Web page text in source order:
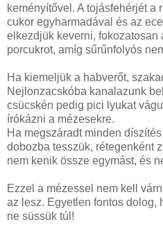
keményítővel. A tojásfehérjét a
cukor egyharmadával és az
elkezdjük keverni, fokozatosan
porcukrot, amíg sűrűnfolyós
Ha kiemeljük a habverőt,
Nejlonzacskóba kanalazunk
csücskén pedig pici lyukat
írókázni a mézesekre.
Ha megszáradt minden
dobozba tesszük, rétegenként
nem kenik össze egymást, és
Ezzel a mézessel nem kell
az lesz. Egyetlen fontos dolog,
ne süssük túl!